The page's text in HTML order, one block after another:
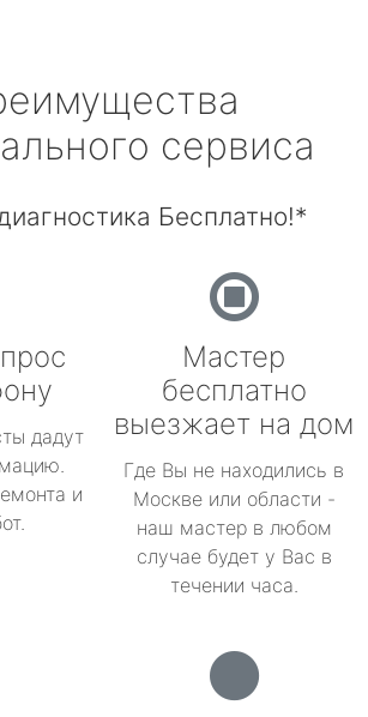
сервиса
Бесплатно!*
дадут
и
Мастер
бесплатно
выезжает на дом
Где Вы не находились в
Москве или области -
наш мастер в любом
случае будет у Вас в
течении часа.